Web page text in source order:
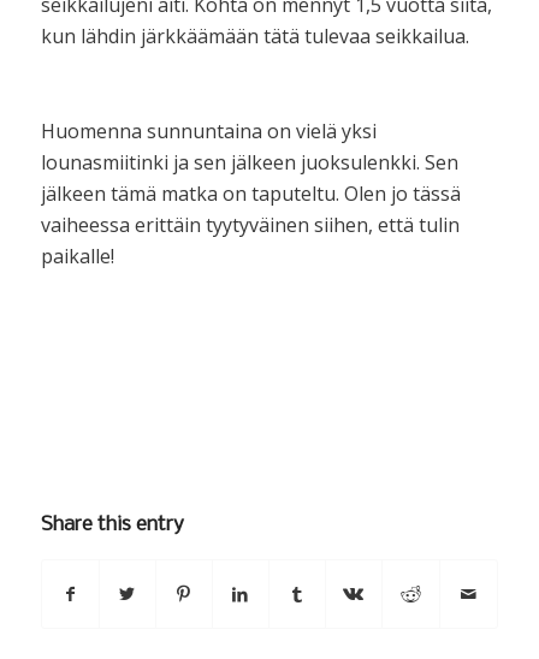
kun lähdin järkkäämään tätä tulevaa seikkailua.
Huomenna sunnuntaina on vielä yksi
lounasmiitinki ja sen jälkeen juoksulenkki. Sen
jälkeen tämä matka on taputeltu. Olen jo tässä
vaiheessa erittäin tyytyväinen siihen, että tulin
paikalle!
Share this entry